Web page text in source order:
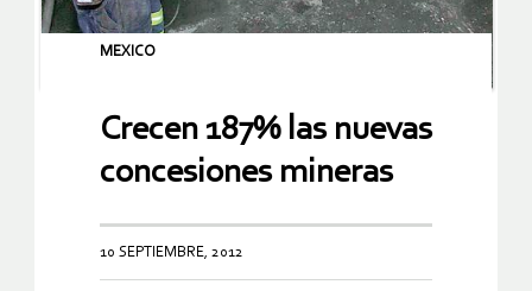
MEXICO
Crecen 187% las nuevas
concesiones mineras
10 SEPTIEMBRE, 2012